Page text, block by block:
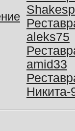
aleks75
amid33
Никита-